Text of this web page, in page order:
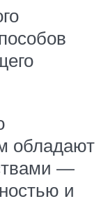
обладают
—
и